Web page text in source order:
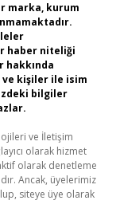
marka, kurum
haber niteliği
hakkında
ve kişiler ile isim
bilgiler
ve İletişim
olarak hizmet
olarak denetleme
Ancak, üyelerimiz
siteye üye olarak